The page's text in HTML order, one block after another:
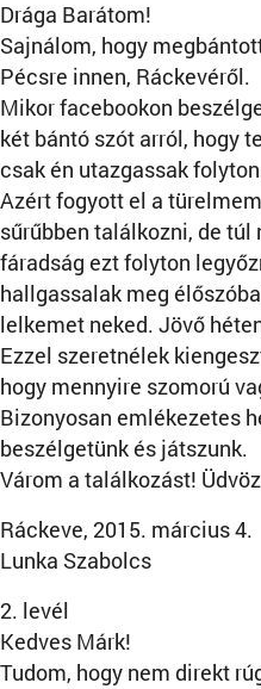
Drága Barátom!
Sajnálom, hogy
Pécsre innen, Ráckevéről.
Mikor facebookon
két bántó szót arról, hogy
csak én utazgassak
Azért fogyott el a
sűrűbben találkozni, de túl
fáradság ezt folyton
hallgassalak meg
lelkemet neked. Jövő
Ezzel szeretnélek
hogy mennyire szomorú
Bizonyosan emlékezetes
beszélgetünk és játszunk.
Várom a találkozást!
Ráckeve, 2015. március 4.
Lunka Szabolcs
2. levél
Kedves Márk!
Tudom, hogy nem direkt